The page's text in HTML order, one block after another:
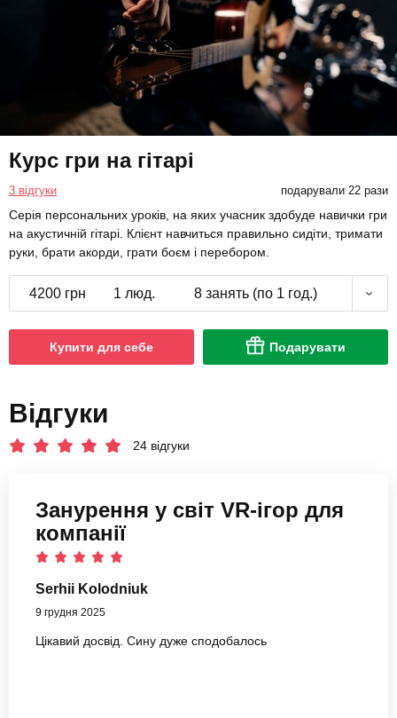
Курс гри на гітарі
3 відгуки подарували 22 рази
Серія персональних уроків, на яких учасник здобуде навички гри
на акустичній гітарі. Клієнт навчиться правильно сидіти, тримати
руки, брати акорди, грати боєм і перебором.
4200 грн 1 люд. 8 занять (по 1 год.)
Купити для себе Подарувати
Відгуки
24 відгуки
Занурення у світ VR-ігор для
компанії
Serhii Kolodniuk
9 грудня 2025
Цікавий досвід. Сину дуже сподобалось